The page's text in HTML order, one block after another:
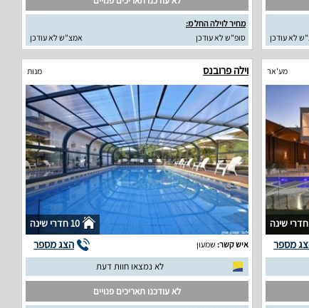
לא עודכן
מחיר לוילה החל מ:
סופ"ש לא עודכן
אמצ"ש לא עודכן
מע'אר
מספר
וילה פרובנס מנות
10 חדרי שינה
איש קשר: שמעון הצג מספר
לא נמצאו חוות דעת
לא עודכנו תאריכים פנויים